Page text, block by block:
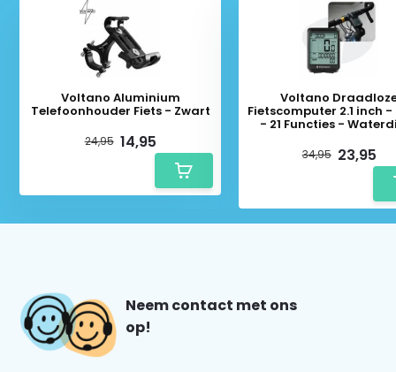
Voltano Aluminium
Telefoonhouder Fiets - Zwart
24,95 14,95
Voltano
Fietscomputer 2.1 inch
- 21 Functies -
34,95 23,95
Neem contact met ons
op!